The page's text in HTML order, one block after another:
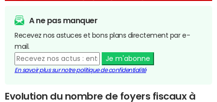
A ne pas manquer
Recevez nos astuces et bons plans directement par e-
mail.
Je m'abonne
En savoir plus sur notre politique de confidentialité
Evolution du nombre de foyers fiscaux à